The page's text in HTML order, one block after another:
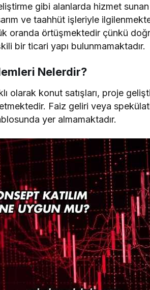
gibi alanlarda hizmet sunan
ve taahhüt işleriyle
oranda örtüşmektedir çünkü
bir ticari yapı bulunmamaktadır.
Nelerdir?
olarak konut satışları, proje
Faiz geliri veya
yer almamaktadır.